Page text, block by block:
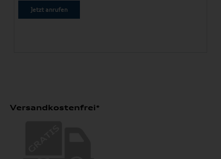
Jetzt anrufen
Versandkostenfrei*